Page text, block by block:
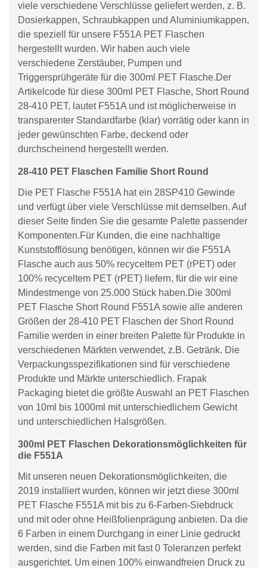
viele verschiedene Verschlüsse geliefert werden, z. B.
Dosierkappen, Schraubkappen und Aluminiumkappen,
die speziell für unsere F551A PET Flaschen
hergestellt wurden. Wir haben auch viele
verschiedene Zerstäuber, Pumpen und
Triggersprühgeräte für die 300ml PET Flasche.Der
Artikelcode für diese 300ml PET Flasche, Short Round
28-410 PET, lautet F551A und ist möglicherweise in
transparenter Standardfarbe (klar) vorrätig oder kann in
jeder gewünschten Farbe, deckend oder
durchscheinend hergestellt werden.
28-410 PET Flaschen Familie Short Round
Die PET Flasche F551A hat ein 28SP410 Gewinde
und verfügt über viele Verschlüsse mit demselben. Auf
dieser Seite finden Sie die gesamte Palette passender
Komponenten.Für Kunden, die eine nachhaltige
Kunststofflösung benötigen, können wir die F551A
Flasche auch aus 50% recyceltem PET (rPET) oder
100% recyceltem PET (rPET) liefern, für die wir eine
Mindestmenge von 25.000 Stück haben.Die 300ml
PET Flasche Short Round F551A sowie alle anderen
Größen der 28-410 PET Flaschen der Short Round
Familie werden in einer breiten Palette für Produkte in
verschiedenen Märkten verwendet, z.B. Getränk. Die
Verpackungsspezifikationen sind für verschiedene
Produkte und Märkte unterschiedlich. Frapak
Packaging bietet die größte Auswahl an PET Flaschen
von 10ml bis 1000ml mit unterschiedlichem Gewicht
und unterschiedlichen Halsgrößen.
300ml PET Flaschen Dekorationsmöglichkeiten für
die F551A
Mit unseren neuen Dekorationsmöglichkeiten, die
2019 installiert wurden, können wir jetzt diese 300ml
PET Flasche F551A mit bis zu 6-Farben-Siebdruck
und mit oder ohne Heißfolienprägung anbieten. Da die
6 Farben in einem Durchgang in einer Linie gedruckt
werden, sind die Farben mit fast 0 Toleranzen perfekt
ausgerichtet. Um einen 100% einwandfreien Druck zu